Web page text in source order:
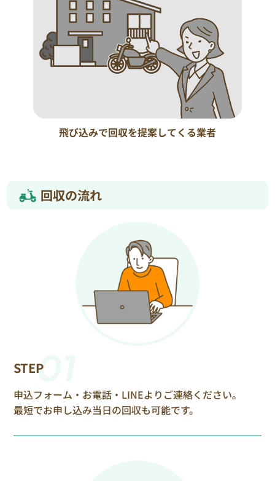
飛び込みで回収を提案してくる業者
回収の流れ
STEP01
申込フォーム・お電話・LINEよりご連絡ください。
最短でお申し込み当日の回収も可能です。